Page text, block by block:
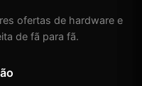
ofertas de hardware e
de fã para fã.